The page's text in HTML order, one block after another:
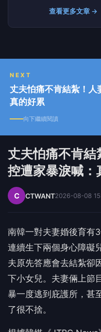
查看更多文章 →
NEXT
丈夫怕痛不肯結紮！
真的好累
向下繼續閱讀
丈夫怕痛不肯
控遭家暴淚喊：
C CTWANT2026-08-08
南韓一對夫妻婚後育有
連續生下兩個身心障礙
夫原先答應會去結紮卻
下小女兒。夫妻倆上節
暴一度逃到庇護所，甚
了很不捨。